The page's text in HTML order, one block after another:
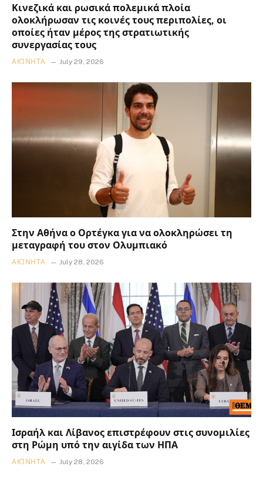
Κινεζικά και ρωσικά πολεμικά πλοία
ολοκλήρωσαν τις κοινές τους περιπολίες, οι
οποίες ήταν μέρος της στρατιωτικής
συνεργασίας τους
ΑΚΊΝΗΤΑ July 29, 2026
Στην Αθήνα ο Ορτέγκα για να ολοκληρώσει τη
μεταγραφή του στον Ολυμπιακό
ΑΚΊΝΗΤΑ July 28, 2026
Ισραήλ και Λίβανος επιστρέφουν στις συνομιλίες
στη Ρώμη υπό την αιγίδα των ΗΠΑ
ΑΚΊΝΗΤΑ July 28, 2026